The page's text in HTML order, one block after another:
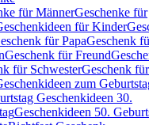
für MännerGeschenke für
für Kinder
für PapaGeschenk
Geschenk für Freund
für SchwesterGeschenk für
zum
Geschenkideen 30.
Geschenkideen 50.